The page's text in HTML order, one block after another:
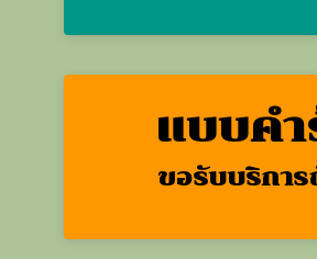
แบบคำ
ขอรับบริการ